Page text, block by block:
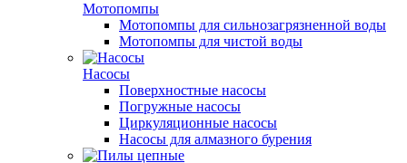
Мотопомпы
Мотопомпы для сильнозагрязненной воды
Мотопомпы для чистой воды
Насосы
Поверхностные насосы
Погружные насосы
Циркуляционные насосы
Насосы для алмазного бурения